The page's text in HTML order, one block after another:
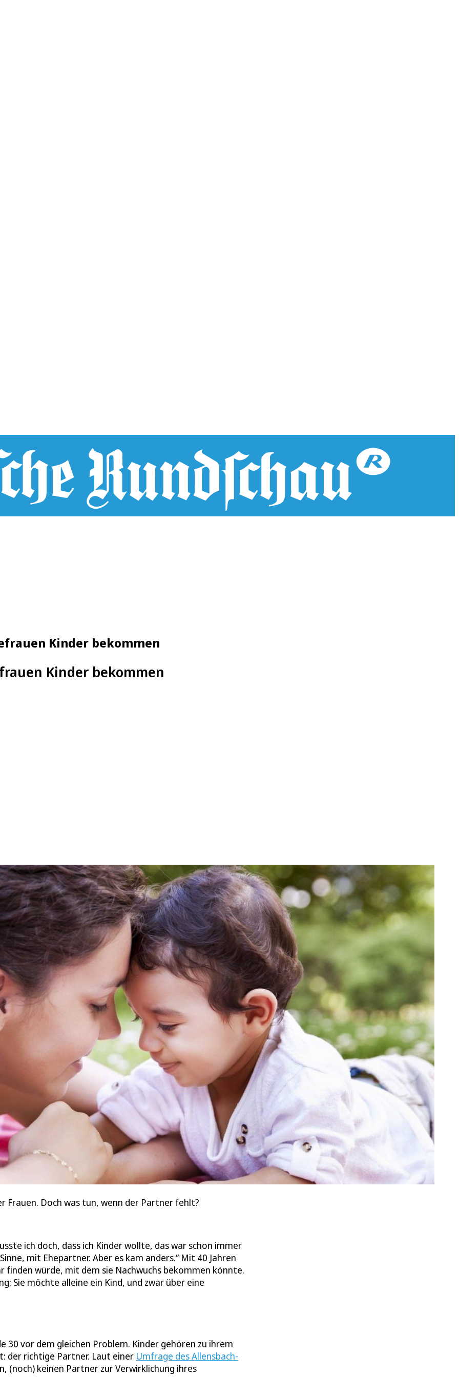
Kinder bekommen
Kinder bekommen
Frauen. Doch was tun, wenn der Partner fehlt?
ich doch, dass ich Kinder wollte, das war schon immer
mit Ehepartner. Aber es kam anders.“ Mit 40 Jahren
finden würde, mit dem sie Nachwuchs bekommen könnte.
Sie möchte alleine ein Kind, und zwar über eine
30 vor dem gleichen Problem. Kinder gehören zu ihrem
der richtige Partner. Laut einer Umfrage des Allensbach-
(noch) keinen Partner zur Verwirklichung ihres